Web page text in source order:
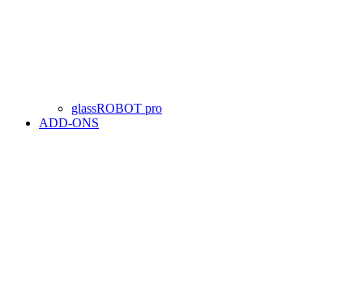
glassROBOT pro
ADD-ONS